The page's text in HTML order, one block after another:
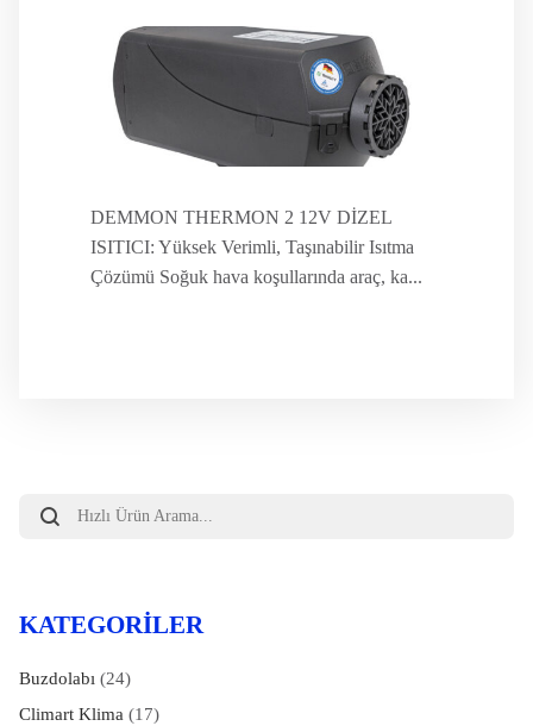
DEMMON THERMON 2 12V DİZEL
ISITICI: Yüksek Verimli, Taşınabilir Isıtma
Çözümü Soğuk hava koşullarında araç, ka...
search
KATEGORILER
Buzdolabı(24)
Climart Klima(17)